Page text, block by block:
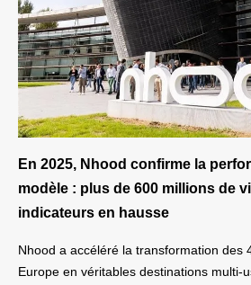
En 2025, Nhood confirme la
modèle : plus de 600 millions de
indicateurs en hausse
Nhood a accéléré la transformation des
Europe en véritables destinations multi-